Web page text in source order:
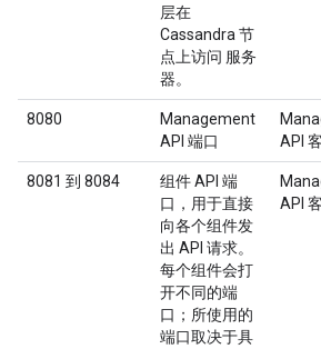
层在
Cassandra 节
点上访问 服务
器。
8080
Management
API 端口
API
8081 到 8084
组件 API 端
口，用于直接
向各个组件发
出 API 请求。
每个组件会打
开不同的端
口；所使用的
端口取决于具
API